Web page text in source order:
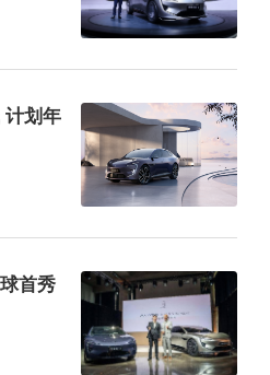
术赋能双车，打造出50
能科技。辅助驾驶层
球量产最高896线双光
为乾崑ADS 4.1辅助驾
防碰撞系统，实现全路
候主动安全防护。其
计划年
首秀